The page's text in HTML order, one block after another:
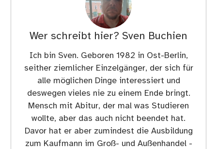
Wer schreibt hier? Sven Buchien
Ich bin Sven. Geboren 1982 in Ost-Berlin,
seither ziemlicher Einzelgänger, der sich für
alle möglichen Dinge interessiert und
deswegen vieles nie zu einem Ende bringt.
Mensch mit Abitur, der mal was Studieren
wollte, aber das auch nicht beendet hat.
Davor hat er aber zumindest die Ausbildung
zum Kaufmann im Groß- und Außenhandel -